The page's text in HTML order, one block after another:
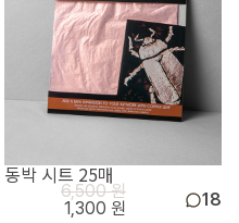
동박 시트 25매
6,500 원
1,300 원
18